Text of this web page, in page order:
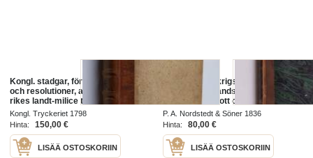
Kongl. stadgar, förordningar, bref
och resolutioner, angående Swea
rikes landt-milice til häst och fot;
uppå kongl. maj:ts allernådigste
befallning til des och ri...
Kongl. Tryckeriet 1798
Hinta:
150,00 €
LISÄÄ OSTOSKORIIN
Kongl. Maj:ts krigs-articlar för des
krigsmagt til lands och sjös : gifne
Stockholms slott den 31 martii
1798 ; Kongl. Maj:ts Nådiga
circulaire
P. A. Nordstedt & Söner 1836
Hinta:
80,00 €
LISÄÄ OSTOSKORIIN